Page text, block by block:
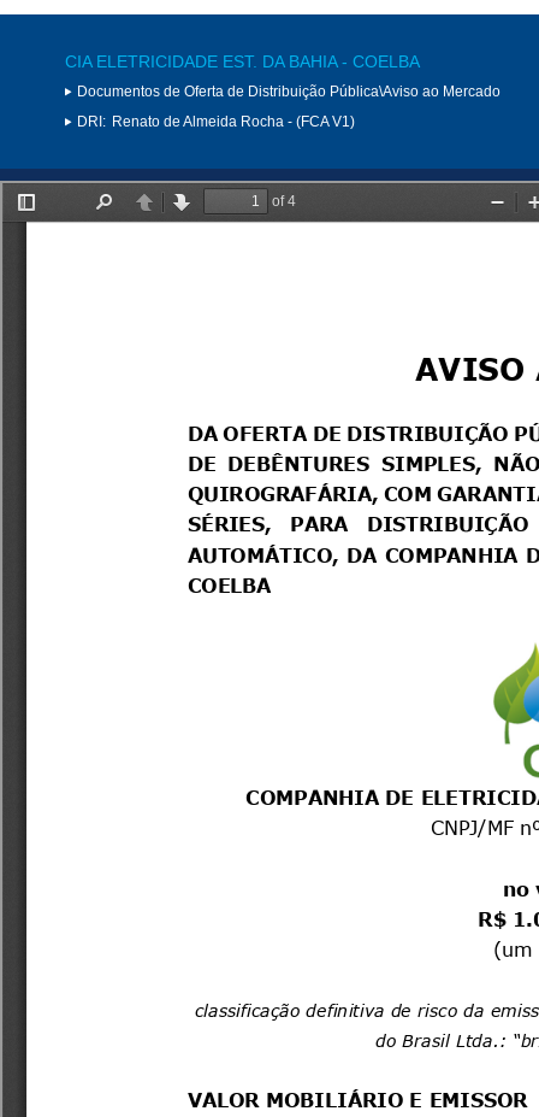
CIA ELETRICIDADE EST. DA BAHIA - COELBA
Documentos de Oferta de Distribuição Pública\Aviso ao Mercado
DRI: Renato de Almeida Rocha - (FCA V1)